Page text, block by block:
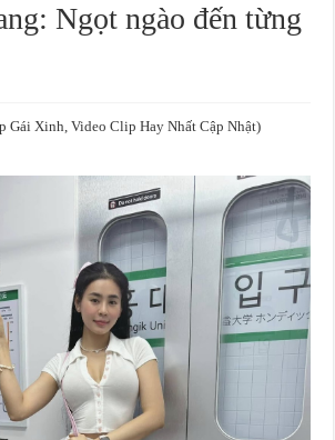
Ngọt ngào đến từng
Gái Xinh, Video Clip Hay Nhất Cập Nhật)